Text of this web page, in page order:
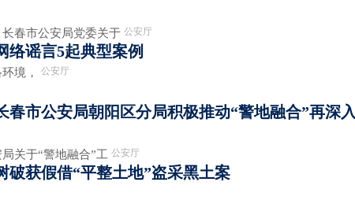
市公安局党委关于 公安厅
络谣言5起典型案例
境， 公安厅
春市公安局朝阳区分局积极推动“警地融合”再深入
于“警地融合”工 公安厅
破获假借“平整土地”盗采黑土案